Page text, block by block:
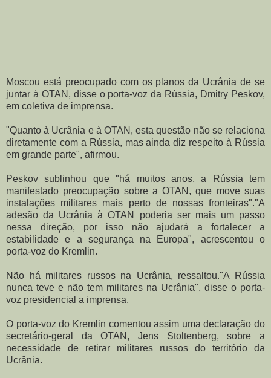
Moscou está preocupado com os planos da Ucrânia de se
juntar à OTAN, disse o porta-voz da Rússia, Dmitry Peskov,
em coletiva de imprensa.
"Quanto à Ucrânia e à OTAN, esta questão não se relaciona
diretamente com a Rússia, mas ainda diz respeito à Rússia
em grande parte", afirmou.
Peskov sublinhou que "há muitos anos, a Rússia tem
manifestado preocupação sobre a OTAN, que move suas
instalações militares mais perto de nossas fronteiras"."A
adesão da Ucrânia à OTAN poderia ser mais um passo
nessa direção, por isso não ajudará a fortalecer a
estabilidade e a segurança na Europa", acrescentou o
porta-voz do Kremlin.
Não há militares russos na Ucrânia, ressaltou."A Rússia
nunca teve e não tem militares na Ucrânia", disse o porta-
voz presidencial a imprensa.
O porta-voz do Kremlin comentou assim uma declaração do
secretário-geral da OTAN, Jens Stoltenberg, sobre a
necessidade de retirar militares russos do território da
Ucrânia.